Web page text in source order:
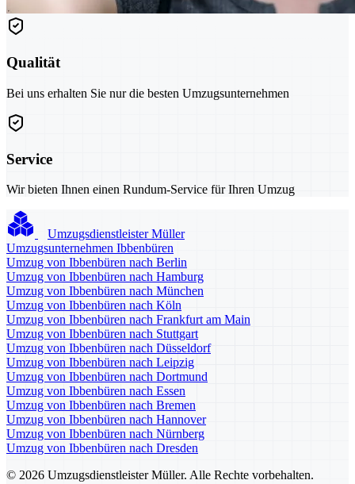
Qualität
Bei uns erhalten Sie nur die besten Umzugsunternehmen
Service
Wir bieten Ihnen einen Rundum-Service für Ihren Umzug
Umzugsdienstleister Müller
Umzugsunternehmen Ibbenbüren
Umzug von Ibbenbüren nach Berlin
Umzug von Ibbenbüren nach Hamburg
Umzug von Ibbenbüren nach München
Umzug von Ibbenbüren nach Köln
Umzug von Ibbenbüren nach Frankfurt am Main
Umzug von Ibbenbüren nach Stuttgart
Umzug von Ibbenbüren nach Düsseldorf
Umzug von Ibbenbüren nach Leipzig
Umzug von Ibbenbüren nach Dortmund
Umzug von Ibbenbüren nach Essen
Umzug von Ibbenbüren nach Bremen
Umzug von Ibbenbüren nach Hannover
Umzug von Ibbenbüren nach Nürnberg
Umzug von Ibbenbüren nach Dresden
© 2026 Umzugsdienstleister Müller. Alle Rechte vorbehalten.